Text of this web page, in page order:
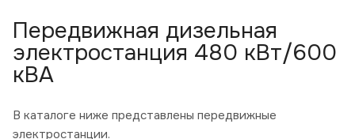
Передвижная дизельная
электростанция 480 кВт/600
кВА
В каталоге ниже представлены передвижные
электростанции.